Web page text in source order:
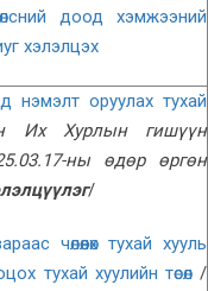
доод хэмжээний
хэлэлцэх
нэмэлт оруулах тухай
Их Хурлын гишүүн
ны өдөр өргөн
/
чөлөөлөх тухай хууль
тухай хуулийн төсөл/